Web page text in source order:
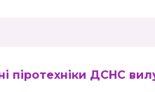
піротехніки ДСНС